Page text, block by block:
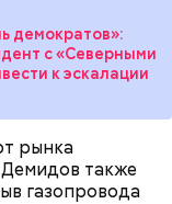
демократов»:
с «Северными
к эскалации
рынка
также
газопровода